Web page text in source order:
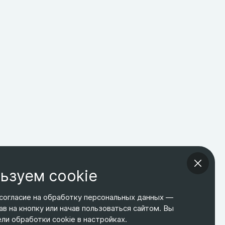
ТЕЛЕФОН
+7 495 266-65-67
ЭЛ. ПОЧТА
shop@relines.ru
АДРЕС
Москва, Гаражная 8
cookie
на обработку персональных данных —
на кнопку или начав пользоваться сайтом. Вы
обработки cookie в настройках.